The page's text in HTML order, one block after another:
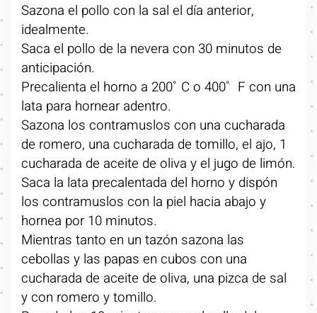
Sazona el pollo con la sal el día anterior,
idealmente.
Saca el pollo de la nevera con 30 minutos de
anticipación.
Precalienta el horno a 200˚ C o 400˚ F con una
lata para hornear adentro.
Sazona los contramuslos con una cucharada
de romero, una cucharada de tomillo, el ajo, 1
cucharada de aceite de oliva y el jugo de limón.
Saca la lata precalentada del horno y dispón
los contramuslos con la piel hacia abajo y
hornea por 10 minutos.
Mientras tanto en un tazón sazona las
cebollas y las papas en cubos con una
cucharada de aceite de oliva, una pizca de sal
y con romero y tomillo.